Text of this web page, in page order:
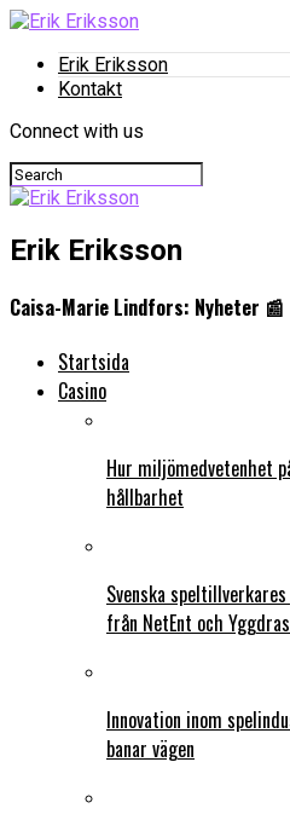
Erik Eriksson
Kontakt
Connect with us
Erik Eriksson
Caisa-Marie Lindfors: Nyheter 📰
Startsida
Casino
Hur miljömedvetenhet
hållbarhet
Svenska
från NetEnt och
Innovation inom
banar vägen